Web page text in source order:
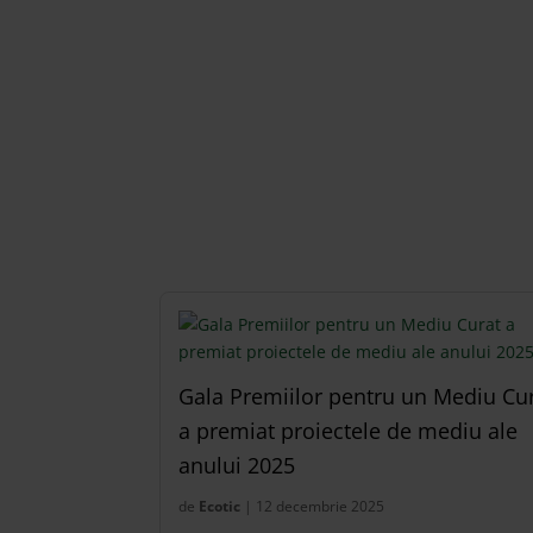
Gala Premiilor pentru un Mediu
a premiat proiectele de mediu ale
anului 2025
de Ecotic | 12 decembrie 2025